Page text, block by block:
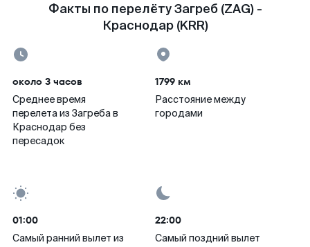
Факты по перелёту Загреб (ZAG) -
Краснодар (KRR)
около 3 часов
Среднее время
перелета из Загреба в
Краснодар без
пересадок
1799 км
Расстояние между
городами
01:00
Самый ранний вылет из
22:00
Самый поздний вылет